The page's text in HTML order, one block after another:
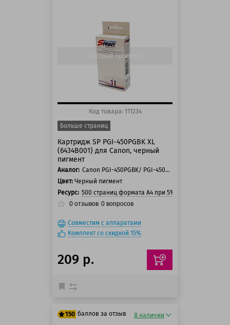
150 баллов
Быстрый просмотр
Код товара: 111234
Больше страниц
Картридж SP PGI-450PGBK XL
(6434B001) для Canon, черный
пигмент
Аналог:
Canon PGI-450PGBK/ PGI-450PGBK XL/ PGI-455PGBK XXL
Цвет: Черный пигмент
Ресурс: 500 страниц формата А4 при 5% заполнении
0 отзывов 0 вопросов
Совместим с аппаратами
Комплект со скидкой 15%
209 р.
150 баллов за отзыв В наличии